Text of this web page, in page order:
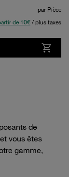
par Pièce
de 10€/ plus taxes
de
vous êtes
gamme,